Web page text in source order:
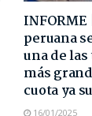
peruana
una de
más
cuota ya
16/01/2025